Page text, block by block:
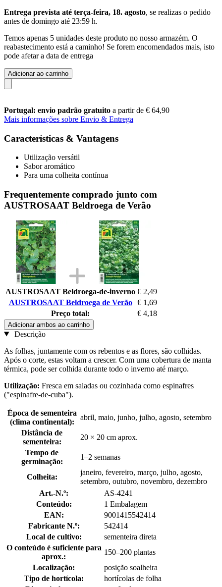
Entrega prevista até terça-feira, 18. agosto, se realizas o pedido
antes de domingo até 23:59 h.
Temos apenas 5 unidades deste produto no nosso armazém. O
reabastecimento está a caminho! Se forem encomendados mais, isto
pode afetar a data de entrega
Adicionar ao carrinho
Portugal: envio padrão gratuito a partir de € 64,90
Mais informações sobre Envio & Entrega
Características & Vantagens
Utilização versátil
Sabor aromático
Para uma colheita contínua
Frequentemente comprado junto com
AUSTROSAAT Beldroega de Verão
AUSTROSAAT Beldroega-de-inverno € 2,49
AUSTROSAAT Beldroega de Verão
€ 1,69
Preço total:
€ 4,18
Adicionar ambos ao carrinho
Descrição
As folhas, juntamente com os rebentos e as flores, são colhidas.
Após o corte, estas voltam a crescer. Com uma cobertura de manta
térmica, pode ser colhida durante todo o inverno até março.
Utilização: Fresca em saladas ou cozinhada como espinafres
("espinafre-de-cuba").
Época de sementeira
(clima continental):
abril, maio, junho, julho, agosto, setembro
Distância de
sementeira:
20 × 20 cm aprox.
Tempo de
germinação:
1–2 semanas
Colheita:
janeiro, fevereiro, março, julho, agosto,
setembro, outubro, novembro, dezembro
Art.-N.º:
AS-4241
Conteúdo:
1 Embalagem
EAN:
9001415542414
Fabricante N.º:
542414
Local de cultivo:
sementeira direta
O conteúdo é suficiente para
aprox.:
150–200 plantas
Localização:
posição soalheira
Tipo de hortícola:
hortícolas de folha